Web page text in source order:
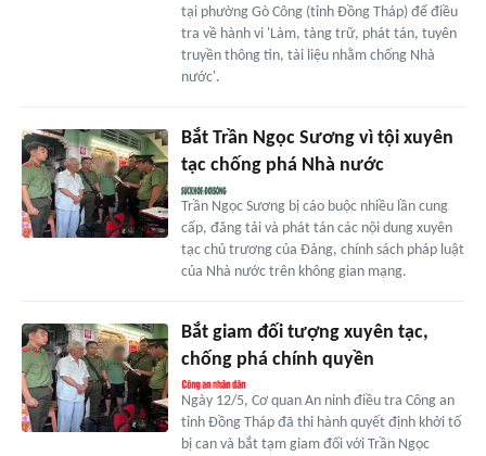
tại phường Gò Công (tỉnh Đồng Tháp) để điều
tra về hành vi 'Làm, tàng trữ, phát tán, tuyên
truyền thông tin, tài liệu nhằm chống Nhà
nước'.
Bắt Trần Ngọc Sương vì tội xuyên
tạc chống phá Nhà nước
Trần Ngọc Sương bị cáo buộc nhiều lần cung
cấp, đăng tải và phát tán các nội dung xuyên
tạc chủ trương của Đảng, chính sách pháp luật
của Nhà nước trên không gian mạng.
Bắt giam đối tượng xuyên tạc,
chống phá chính quyền
Ngày 12/5, Cơ quan An ninh điều tra Công an
tỉnh Đồng Tháp đã thi hành quyết định khởi tố
bị can và bắt tạm giam đối với Trần Ngọc